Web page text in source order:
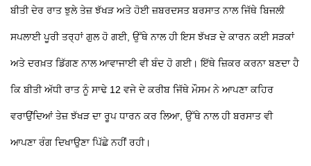
ਬੀਤੀ ਦੇਰ ਰਾਤ ਝੁਲੇ ਤੇਜ਼ ਝੱਖੜ ਅਤੇ ਹੋਈ ਜ਼ਬਰਦਸਤ ਬਰਸਾਤ ਨਾਲ ਜਿੱਥੇ ਬਿਜਲੀ
ਸਪਲਾਈ ਪੂਰੀ ਤਰ੍ਹਾਂ ਗੁਲ ਹੋ ਗਈ, ਉੱਥੇ ਨਾਲ ਹੀ ਇਸ ਝੱਖੜ ਦੇ ਕਾਰਨ ਕਈ ਸੜਕਾਂ
ਅਤੇ ਦਰਖ਼ਤ ਡਿੱਗਣ ਨਾਲ ਆਵਾਜਾਈ ਵੀ ਬੰਦ ਹੋ ਗਈ। ਇੱਥੇ ਜ਼ਿਕਰ ਕਰਨਾ ਬਣਦਾ ਹੈ
ਕਿ ਬੀਤੀ ਅੱਧੀ ਰਾਤ ਨੂੰ ਸਾਢੇ 12 ਵਜੇ ਦੇ ਕਰੀਬ ਜਿੱਥੇ ਮੌਸਮ ਨੇ ਆਪਣਾ ਕਹਿਰ
ਵਰਾਉਂਦਿਆਂ ਤੇਜ਼ ਝੱਖੜ ਦਾ ਰੂਪ ਧਾਰਨ ਕਰ ਲਿਆ, ਉੱਥੇ ਨਾਲ ਹੀ ਬਰਸਾਤ ਵੀ
ਆਪਣਾ ਰੰਗ ਦਿਖਾਉਣਾ ਪਿੱਛੇ ਨਹੀਂ ਰਹੀ।